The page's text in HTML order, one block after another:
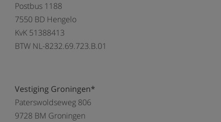
Postbus 1188
7550 BD Hengelo
KvK 51388413
BTW NL-8232.69.723.B.01
Vestiging Groningen*
Paterswoldseweg 806
9728 BM Groningen